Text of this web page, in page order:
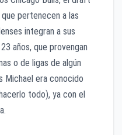
pertenecen a las
integran a sus
años, que provengan
o de ligas de algún
Michael era conocido
todo), ya con el